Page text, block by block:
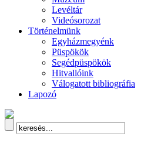
Levéltár
Videósorozat
Történelmünk
Egyházmegyénk
Püspökök
Segédpüspökök
Hitvallóink
Válogatott bibliográfia
Lapozó